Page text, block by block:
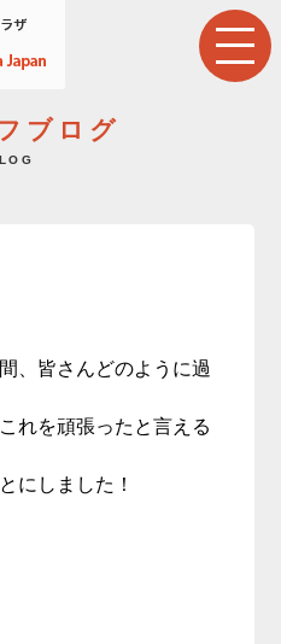
ブログ
、皆さんどのように過
れを頑張ったと言える
にしました！